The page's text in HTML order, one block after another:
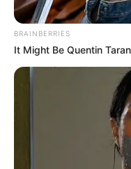
Penulis Naskah: Wi So
Rumah Produksi: –
Masa Tayang: 9
Jadwal Tayang: Setiap
BRAINBERRIES
It Might Be Quentin